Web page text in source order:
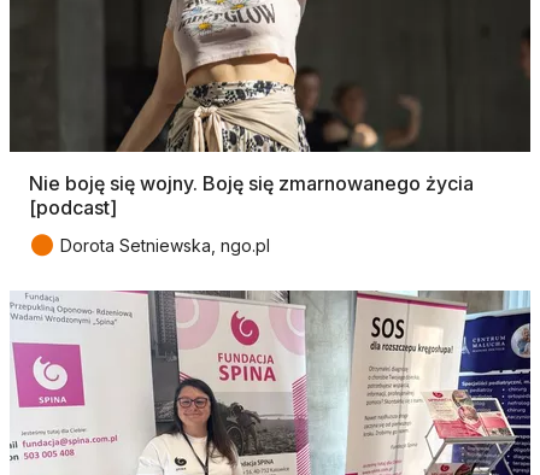
Nie boję się wojny. Boję się zmarnowanego życia
[podcast]
● Dorota Setniewska, ngo.pl